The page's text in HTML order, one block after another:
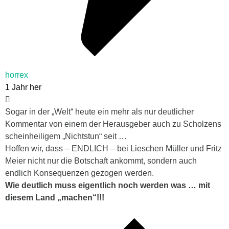
horrex
1 Jahr her
Sogar in der „Welt“ heute ein mehr als nur deutlicher
Kommentar von einem der Herausgeber auch zu Scholzens
scheinheiligem „Nichtstun“ seit …
Hoffen wir, dass – ENDLICH – bei Lieschen Müller und Fritz
Meier nicht nur die Botschaft ankommt, sondern auch
endlich Konsequenzen gezogen werden.
Wie deutlich muss eigentlich noch werden was … mit
diesem Land „machen“!!!